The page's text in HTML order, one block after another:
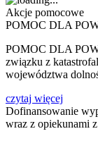
Akcje pomocowe
POMOC DLA
POMOC DLA
związku z
województwa
czytaj więcej
Dofinansowanie
wraz z opiekunami